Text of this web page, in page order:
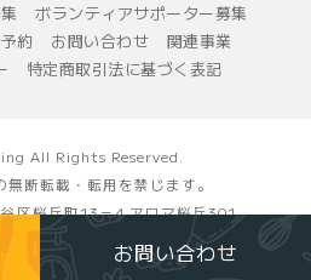
ボランティアサポーター募集
約 お問い合わせ
関連事業
特定商取引法に基づく表記
All Rights Reserved.
断転載・転用を禁じます。
区桜丘町13－4 アロマ桜丘301
人 こどもリビングお問い合わせ